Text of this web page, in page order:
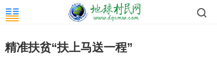
精准扶贫“扶上马送一程”